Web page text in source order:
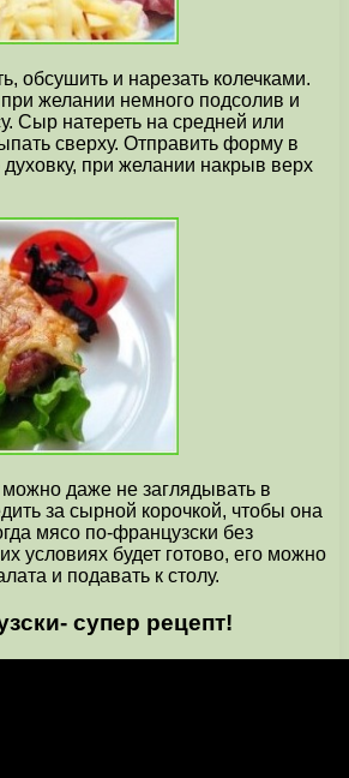
обсушить и нарезать колечками.
желании немного подсолив и
Сыр натереть на средней или
сверху. Отправить форму в
духовку, при желании накрыв верх
даже не заглядывать в
за сырной корочкой, чтобы она
мясо по-французски без
условиях будет готово, его можно
и подавать к столу.
супер рецепт!